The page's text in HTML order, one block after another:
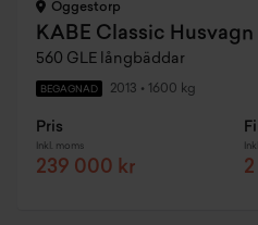
Öggestorp
KABE Classic Husvagn
560 GLE långbäddar
BEGAGNAD 2013 • 1600 kg
Pris
Inkl. moms
239 000 kr